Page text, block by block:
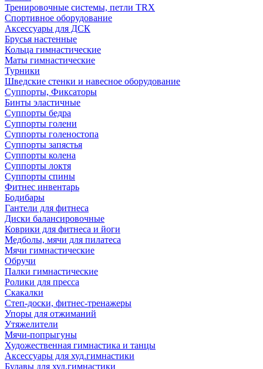
Тренировочные системы, петли TRX
Спортивное оборудование
Аксессуары для ДСК
Брусья настенные
Кольца гимнастические
Маты гимнастические
Турники
Шведские стенки и навесное оборудование
Суппорты, Фиксаторы
Бинты эластичные
Суппорты бедра
Суппорты голени
Суппорты голеностопа
Суппорты запястья
Суппорты колена
Суппорты локтя
Суппорты спины
Фитнес инвентарь
Бодибары
Гантели для фитнеса
Диски балансировочные
Коврики для фитнеса и йоги
Медболы, мячи для пилатеса
Мячи гимнастические
Обручи
Палки гимнастические
Ролики для пресса
Скакалки
Степ-доски, фитнес-тренажеры
Упоры для отжиманий
Утяжелители
Мячи-попрыгуны
Художественная гимнастика и танцы
Аксессуары для худ.гимнастики
Булавы для худ.гимнастики